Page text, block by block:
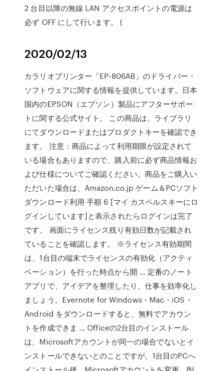
2 台目以降の無線 LAN アクセスポイントの電源は
必ず OFF にして行います。 (
2020/02/13
カラリオプリンター「EP-806AB」のドライバー・
ソフトウェアに関する情報を提供しています。日本
国内のEPSON（エプソン）製品にアフターサポー
トに関する公式サイト。 この商品は、ライブラリ
にてダウンロードまたはプロダクトキーを確認でき
ます。 注意：商品によって利用期限が設定されて
いる場合もありますので、購入前に必ず商品情報お
よび仕様についてご確認ください。商品をご購入い
ただいた場合は、Amazon.co.jp ゲーム＆PCソフト
ダウンロード利用 手順 6 [マイ カスペルスキーにロ
グインしています]と表示されたらログインは完了
です。 画面にライセンス残り有効日数が記載され
ていることを確認します。 ※ライセンス有効期間
は、1台目の端末でライセンスの有効化（アクティ
ベーション）を行った時点から開 … 定番のノート
アプリで、アイデアを整理したり、仕事を効率化し
ましょう。Evernote for Windows・Mac・iOS・
Android をダウンロードすると、無料でアカウン
トを作成できま … Officeの2台目のインストール
は、Microsoftアカウントが同一の場合でないとイ
ンストールできないとのことですが、1台目のPCへ